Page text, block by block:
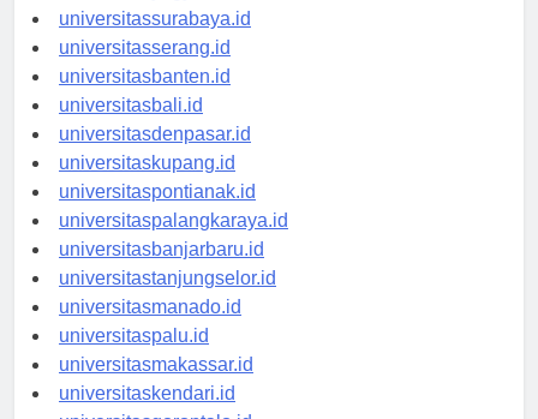
universitasyogyakarta.id
universitassurabaya.id
universitasserang.id
universitasbanten.id
universitasbali.id
universitasdenpasar.id
universitaskupang.id
universitaspontianak.id
universitaspalangkaraya.id
universitasbanjarbaru.id
universitastanjungselor.id
universitasmanado.id
universitaspalu.id
universitasmakassar.id
universitaskendari.id